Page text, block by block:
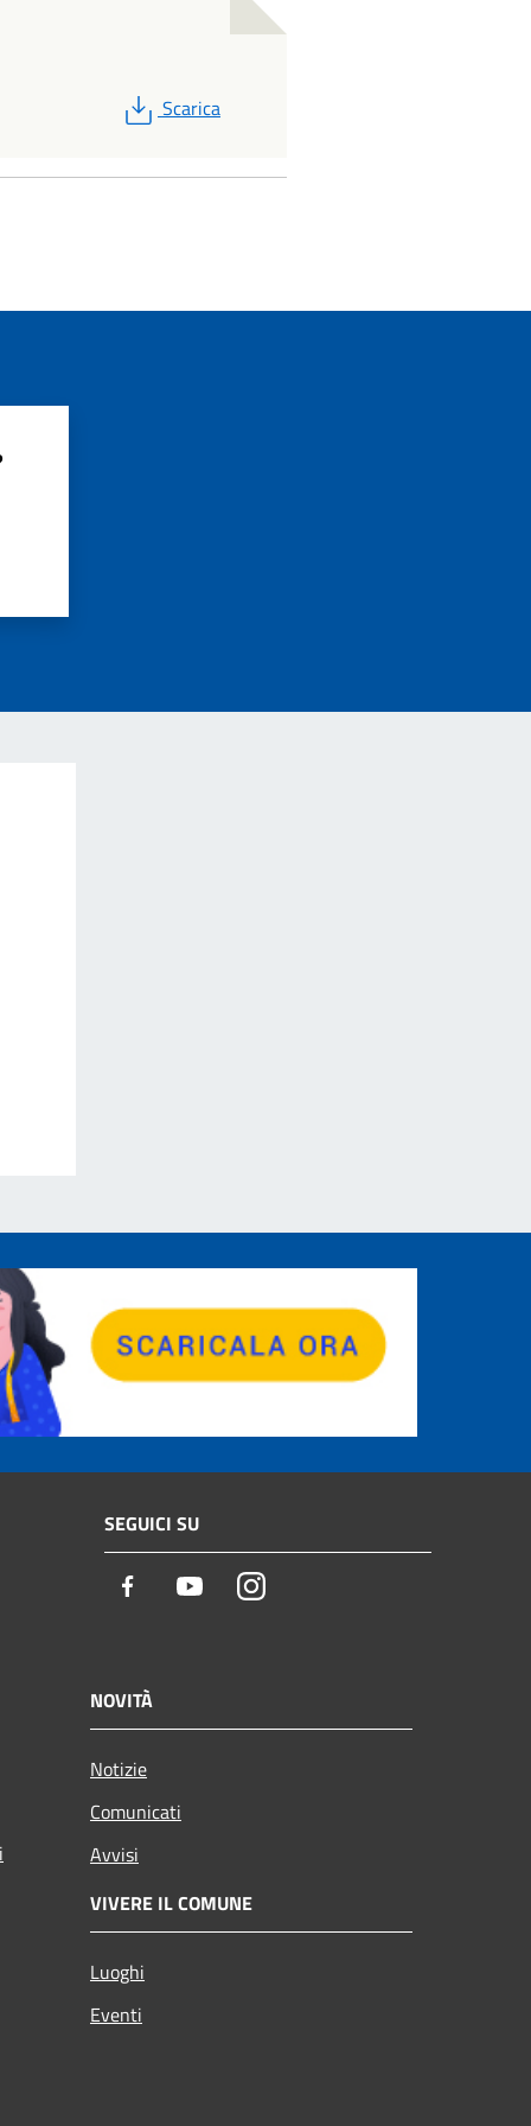
PDF
Scarica
SEGUICI SU
Facebook YoutubeInstagram
NOVITÀ
Notizie
Comunicati
Avvisi
VIVERE IL COMUNE
Luoghi
Eventi